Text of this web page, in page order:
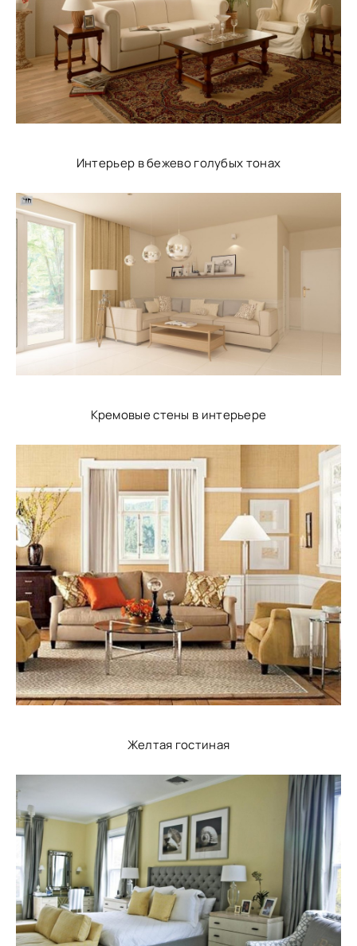
Интерьер в бежево голубых тонах
Кремовые стены в интерьере
Желтая гостиная